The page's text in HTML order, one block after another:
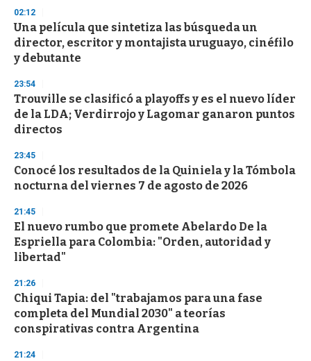
s
e
c
o
n
d
02:12
Una película que sintetiza las búsqueda un
director, escritor y montajista uruguayo, cinéfilo
y debutante
23:54
Trouville se clasificó a playoffs y es el nuevo líder
de la LDA; Verdirrojo y Lagomar ganaron puntos
directos
23:45
Conocé los resultados de la Quiniela y la Tómbola
nocturna del viernes 7 de agosto de 2026
21:45
El nuevo rumbo que promete Abelardo De la
Espriella para Colombia: "Orden, autoridad y
libertad"
21:26
Chiqui Tapia: del "trabajamos para una fase
completa del Mundial 2030" a teorías
conspirativas contra Argentina
21:24